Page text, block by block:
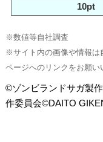
10pt
※数値等自社調査
※サイト内の画像や情報は
ページへのリンクをお願い
©ゾンビランドサガ製
作委員会©DAITO